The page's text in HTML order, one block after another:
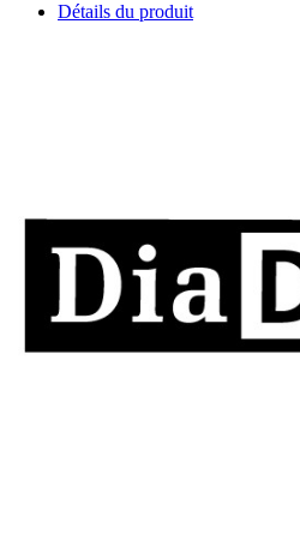
Détails du produit